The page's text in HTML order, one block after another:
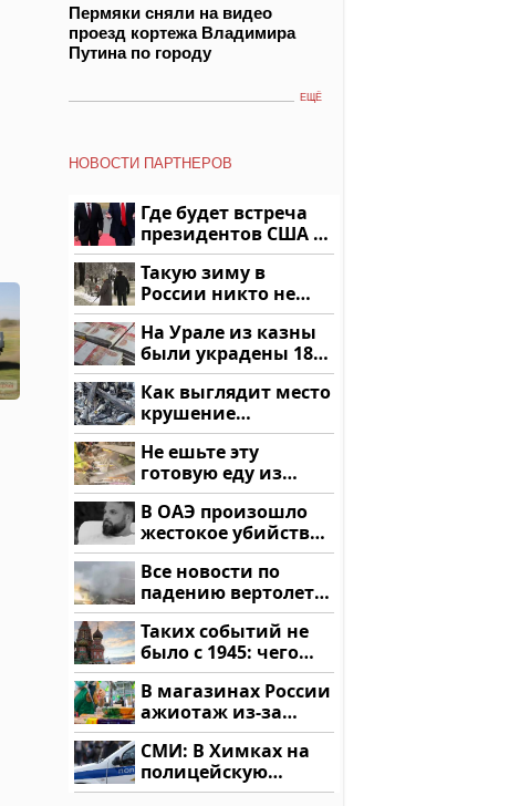
Пермяки сняли на видео
проезд кортежа Владимира
Путина по городу
ЕЩЁ
НОВОСТИ ПАРТНЕРОВ
Где будет встреча
президентов США и
России: Европа?
Такую зиму в
России никто не
ждал: как так?!
На Урале из казны
были украдены 18
миллионов рублей
Как выглядит место
крушение
вертолета на
Кавказе: смотреть
Не ешьте эту
готовую еду из
магазина: список
В ОАЭ произошло
жестокое убийство
криптомиллионера
Все новости по
падению вертолета
на Кавказе: читать
здесь
Таких событий не
было с 1945: чего
ждать всем нам?
В магазинах России
ажиотаж из-за
этого продукта: что
купить?
СМИ: В Химках на
полицейскую
машину напали и